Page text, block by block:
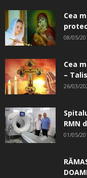
Cea
08/05/
Cea
–
26/03/
RMN
01/05/